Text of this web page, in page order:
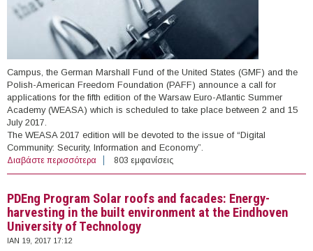
Campus, the German Marshall Fund of the United States (GMF) and the
Polish-American Freedom Foundation (PAFF) announce a call for
applications for the fifth edition of the Warsaw Euro-Atlantic Summer
Academy (WEASA) which is scheduled to take place between 2 and 15
July 2017.
The WEASA 2017 edition will be devoted to the issue of “Digital
Community: Security, Information and Economy”.
Διαβάστε περισσότερα για 02-15/07/2017 - Θερινό Σχολείο για την Ψηφιακή
Κοινωνία (Πολωνία)
803 εμφανίσεις
PDEng Program Solar roofs and facades: Energy-
harvesting in the built environment at the Eindhoven
University of Technology
ΙΑΝ 19, 2017 17:12